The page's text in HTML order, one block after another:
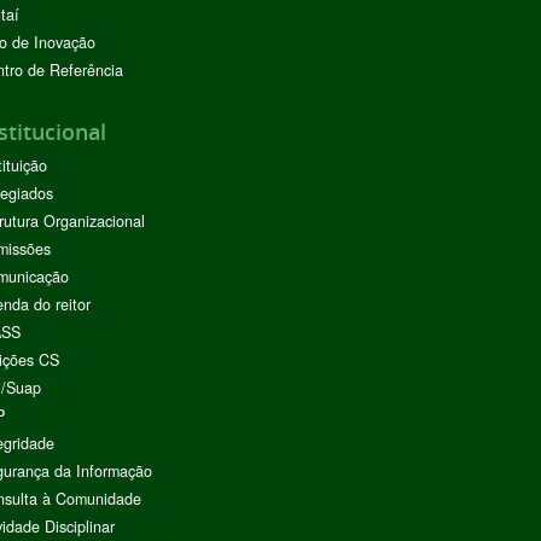
de Inovação
de Referência
Organizacional
do reitor
CS
Suap
da Informação
à Comunidade
Disciplinar